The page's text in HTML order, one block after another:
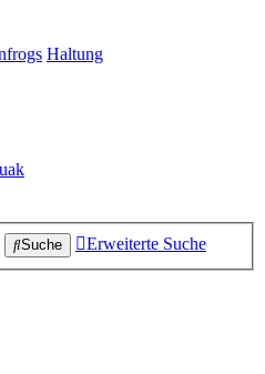
Haltung
Suche
Erweiterte Suche